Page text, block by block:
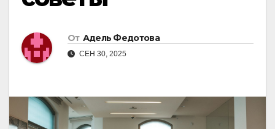
От Адель Федотова
СЕН 30, 2025